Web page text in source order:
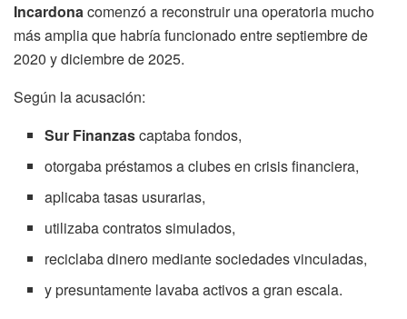
Incardonacomenzó a reconstruir una operatoria mucho
más amplia que habría funcionado entre septiembre de
2020 y diciembre de 2025.
Según la acusación:
Sur Finanzascaptaba fondos,
otorgaba préstamos a clubes en crisis financiera,
aplicaba tasas usurarias,
utilizaba contratos simulados,
reciclaba dinero mediante sociedades vinculadas,
y presuntamente lavaba activos a gran escala.